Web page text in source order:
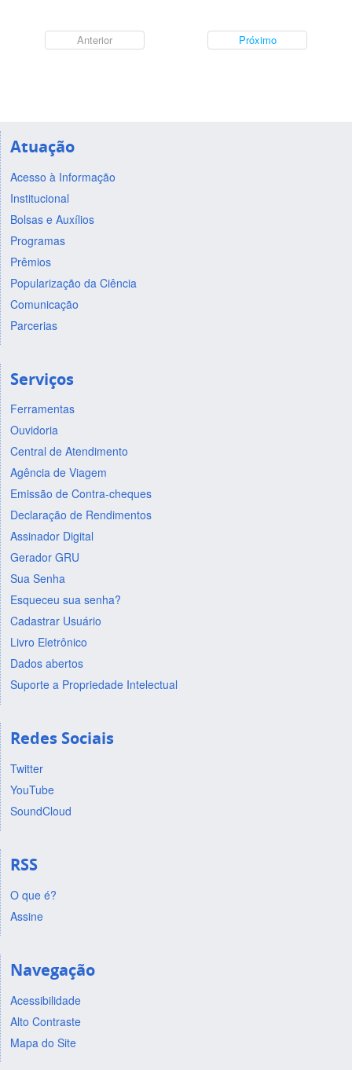
Anterior Próximo
Atuação
Acesso à Informação
Institucional
Bolsas e Auxílios
Programas
Prêmios
Popularização da Ciência
Comunicação
Parcerias
Serviços
Ferramentas
Ouvidoria
Central de Atendimento
Agência de Viagem
Emissão de Contra-cheques
Declaração de Rendimentos
Assinador Digital
Gerador GRU
Sua Senha
Esqueceu sua senha?
Cadastrar Usuário
Livro Eletrônico
Dados abertos
Suporte a Propriedade Intelectual
Redes Sociais
Twitter
YouTube
SoundCloud
RSS
O que é?
Assine
Navegação
Acessibilidade
Alto Contraste
Mapa do Site